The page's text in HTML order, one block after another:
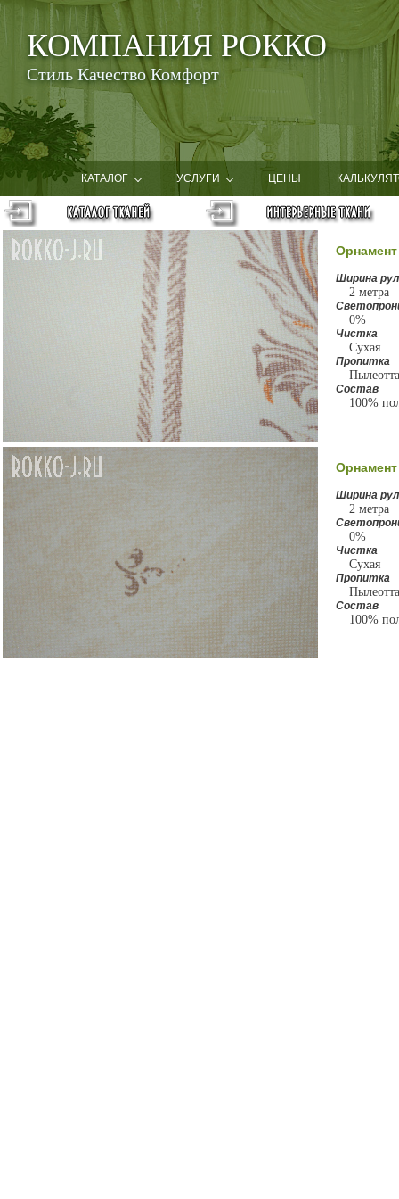
КОМПАНИЯ РОККО
Стиль Качество Комфорт
КАТАЛОГ УСЛУГИ ЦЕНЫ
Ширина
2 метра
0%
Чистка
Сухая
Пропитка
Состав
100%
Ширина
2 метра
0%
Чистка
Сухая
Пропитка
Состав
100%